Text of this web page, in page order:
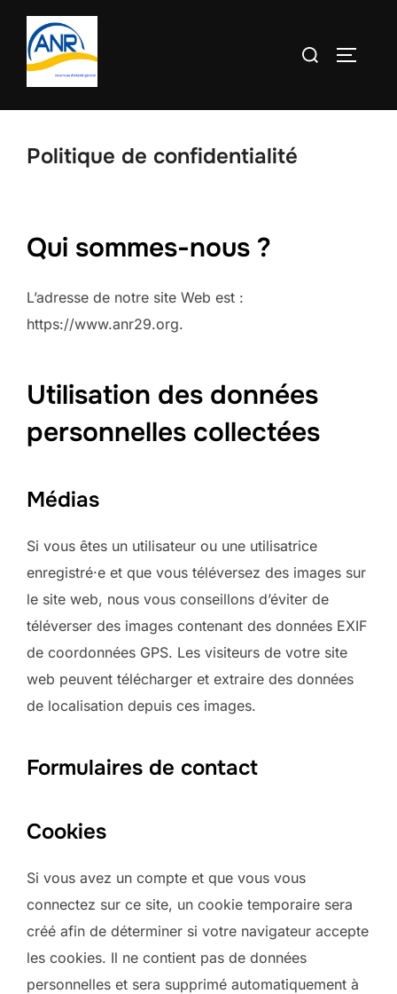
Aller
contenu
Rechercher :
Politique de confidentialité
Qui sommes-nous ?
L’adresse de notre site Web est :
https://www.anr29.org.
Utilisation des données
personnelles collectées
Médias
Si vous êtes un utilisateur ou une utilisatrice
enregistré·e et que vous téléversez des images sur
le site web, nous vous conseillons d’éviter de
téléverser des images contenant des données EXIF
de coordonnées GPS. Les visiteurs de votre site
web peuvent télécharger et extraire des données
de localisation depuis ces images.
Formulaires de contact
Cookies
Si vous avez un compte et que vous vous
connectez sur ce site, un cookie temporaire sera
créé afin de déterminer si votre navigateur accepte
les cookies. Il ne contient pas de données
personnelles et sera supprimé automatiquement à